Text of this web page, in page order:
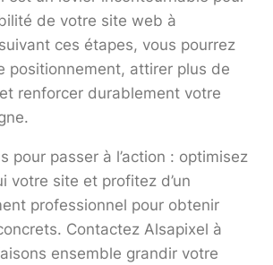
de votre site web à
ces étapes, vous pourrez
positionnement, attirer plus de
renforcer durablement votre
pour passer à l’action : optimisez
votre site et profitez d’un
professionnel pour obtenir
Contactez Alsapixel à
ensemble grandir votre